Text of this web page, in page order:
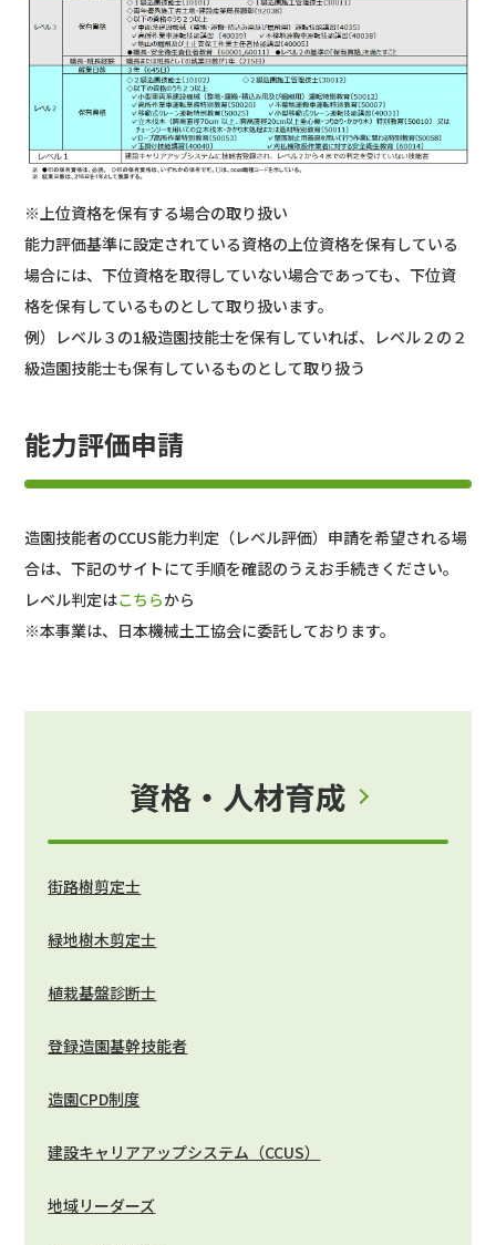
※上位資格を保有する場合の取り扱い
能力評価基準に設定されている資格の上位資格を保有している
場合には、下位資格を取得していない場合であっても、下位資
格を保有しているものとして取り扱います。
例）レベル３の1級造園技能士を保有していれば、レベル２の２
級造園技能士も保有しているものとして取り扱う
能力評価申請
造園技能者のCCUS能力判定（レベル評価）申請を希望される場
合は、下記のサイトにて手順を確認のうえお手続きください。
レベル判定はこちらから
※本事業は、日本機械土工協会に委託しております。
資格・人材育成
街路樹剪定士
緑地樹木剪定士
植栽基盤診断士
登録造園基幹技能者
造園CPD制度
建設キャリアアップシステム（CCUS）
地域リーダーズ